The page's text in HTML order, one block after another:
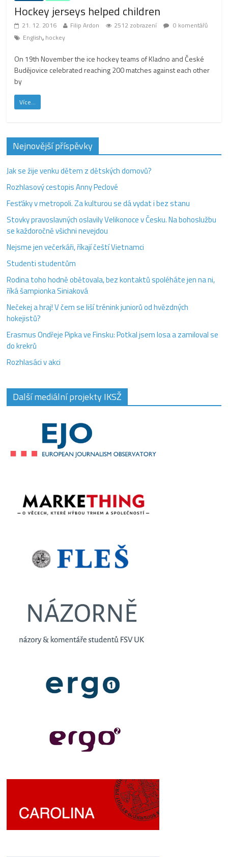
Hockey jerseys helped children
21. 12. 2016 Filip Ardon 2512 zobrazení
0 komentářů
English, hockey
On 19th November the ice hockey teams of Kladno and České
Budějovice celebrated reaching 200 matches against each other
by
Více...
Nejnovější příspěvky
Jak se žije venku dětem z dětských domovů?
Rozhlasový cestopis Anny Peclové
Fesťáky v metropoli. Za kulturou se dá vydat i bez stanu
Stovky pravoslavných oslavily Velikonoce v Česku. Na bohoslužbu
se každoročně všichni nevejdou
Nejsme jen večerkáři, říkají čeští Vietnamci
Studenti studentům
Rodina toho hodně obětovala, bez kontaktů spoléháte jen na ni,
říká šampionka Siniaková
Nečekej a hraj! V čem se liší trénink juniorů od hvězdných
hokejistů?
Erasmus Ondřeje Pipka ve Finsku: Potkal jsem losa a zamiloval se
do krekrů
Rozhlasáci v akci
Další mediální projekty IKSŽ